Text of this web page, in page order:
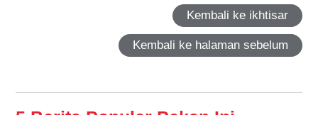
Kembali ke ikhtisar
Kembali ke halaman sebelum